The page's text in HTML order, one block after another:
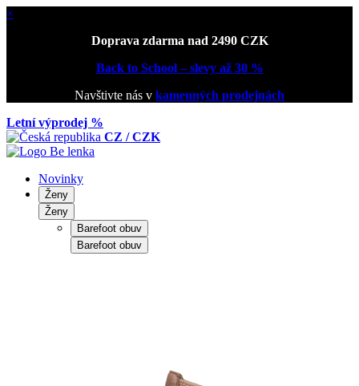
×
Doprava zdarma nad 2490 CZK
Back to School – slevy až 30 %
Navštivte nás v kamenných prodejnách
Letní výprodej %
CZ / CZK
Novinky
Ženy
Ženy
Barefoot obuv
Barefoot obuv